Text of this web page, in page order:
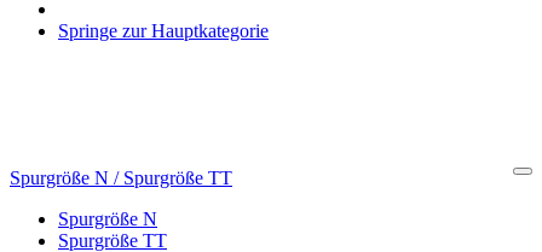
Springe zur Hauptkategorie
Spurgröße N / Spurgröße TT
Spurgröße N
Spurgröße TT